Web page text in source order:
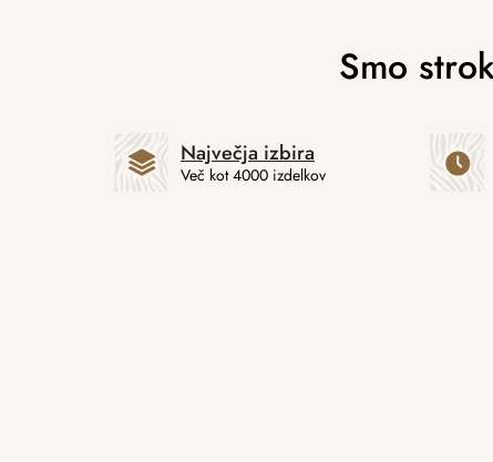
Največja izbira
Več kot 4000 izdelkov